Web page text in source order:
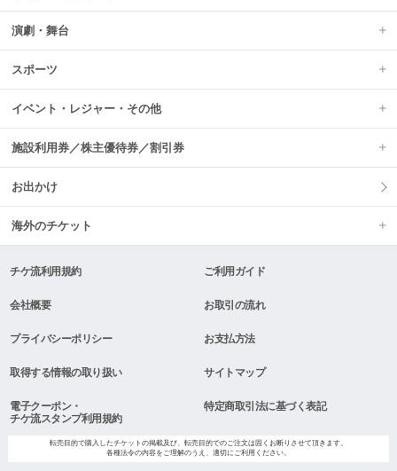
演劇・舞台
スポーツ
イベント・レジャー・その他
施設利用券／株主優待券／割引券
お出かけ
海外のチケット
チケ流利用規約 ご利用ガイド
会社概要 お取引の流れ
プライバシーポリシー お支払方法
取得する情報の取り扱い サイトマップ
電子クーポン・
チケ流スタンプ利用規約
特定商取引法に基づく表記
転売目的で購入したチケットの掲載及び、転売目的でのご注文は固くお断りさせて頂きます。
各種法令の内容をご理解のうえ、適切にご利用ください。